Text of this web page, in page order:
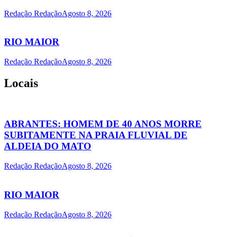
Redação RedaçãoAgosto 8, 2026
RIO MAIOR
Redação RedaçãoAgosto 8, 2026
Locais
ABRANTES: HOMEM DE 40 ANOS MORRE
SUBITAMENTE NA PRAIA FLUVIAL DE
ALDEIA DO MATO
Redação RedaçãoAgosto 8, 2026
RIO MAIOR
Redação RedaçãoAgosto 8, 2026